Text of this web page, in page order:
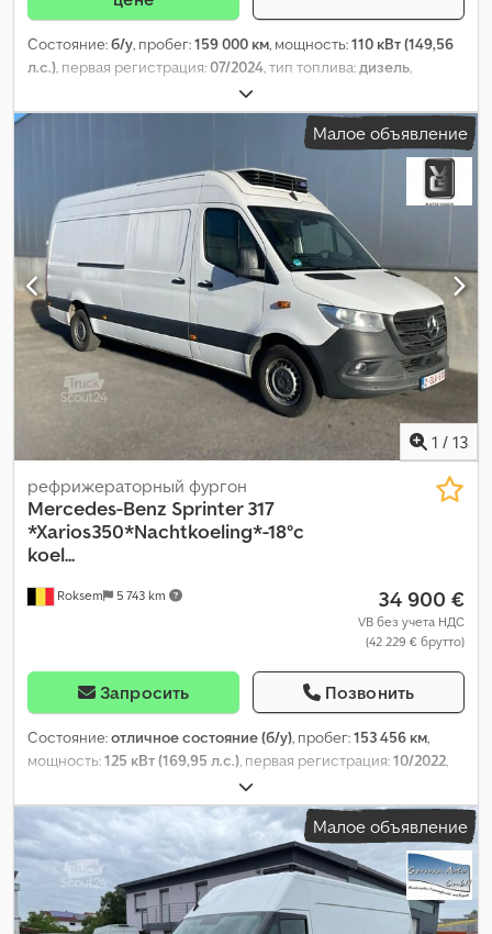
Состояние:б/у, пробег:159 000 км, мощность:110 кВт (149,56
л.с.), первая регистрация:07/2024, тип топлива:дизель,
, колесная база:
дизель, тип передачи:автоматический, класс выбросов:Евро
6 970 мм, общая ширина:
, допустимая нагрузка на ось
1 860 кг, допустимая нагрузка на ось (ось 2): 2 250 кг,
Год выпуска:2024, Оборудование:ABS, гидроборт,
кондиционер, круиз-контроль, система контроля тяги,
центральный замок, электрорегулировка стекол,
электрорегулируемое зеркало,
Малое объявление
1 / 13
Roksem 5 743 km
рефрижераторный фургон
Mercedes-Benz Sprinter 317
*Xarios350*Nachtkoeling*-18°c
koel...
34 900 €
VB без учета НДС
(42 229 € брутто)
Запросить Позвонить
Состояние:отличное состояние (б/у), пробег:153 456 км,
мощность:125 кВт (169,95 л.с.), первая регистрация:10/2022,
, конфигурация осей:
4 330 мм, топливо:дизель, ёмкость топливного бака:93 л, цвет:
белый , тип передачи:механический, количество передач:6,
класс выбросов:Евро 6 , длина грузового отсека: 4 170 мм,
ширина пространства для загрузки:1 650 мм, высота
грузового отсека: 1 790 мм , Год выпуска: 2022
, Оборудование:
ABS, AdBlue, USB-порт, Блютуз, гидроусилитель руля,
Малое объявление